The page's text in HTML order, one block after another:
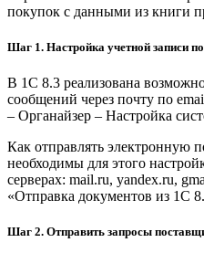
покупок с данными из книги
Шаг 1. Настройка учетной записи
В 1С 8.3 реализована
сообщений через почту по
– Органайзер – Настройка
Как отправлять электронную
необходимы для этого
серверах: mail.ru, yandex.ru,
«Отправка документов из 1С
Шаг 2. Отправить запросы